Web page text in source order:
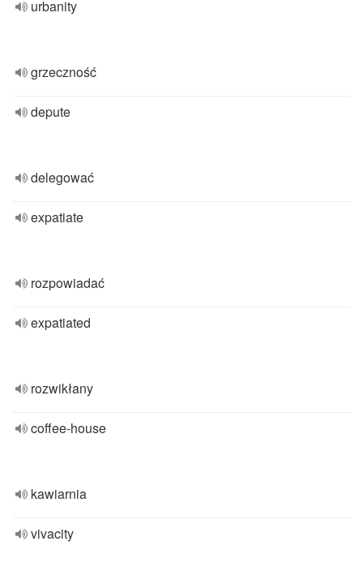
urbanity
grzeczność
depute
delegować
expatiate
rozpowiadać
expatiated
rozwikłany
coffee-house
kawiarnia
vivacity